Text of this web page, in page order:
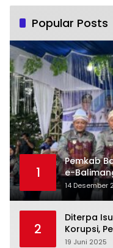
Popular Posts
1
Pemkab
e-
Satu Data
14 Desember
2
Diterpa
Korupsi,
Berdasar
19 Juni 2025